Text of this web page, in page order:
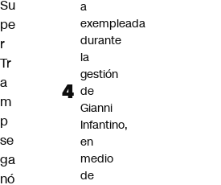
Su
pe
r
Tr
a
m
p
se
ga
nó
a
exempleada
durante
la
gestión
de
Gianni
Infantino,
en
medio
de